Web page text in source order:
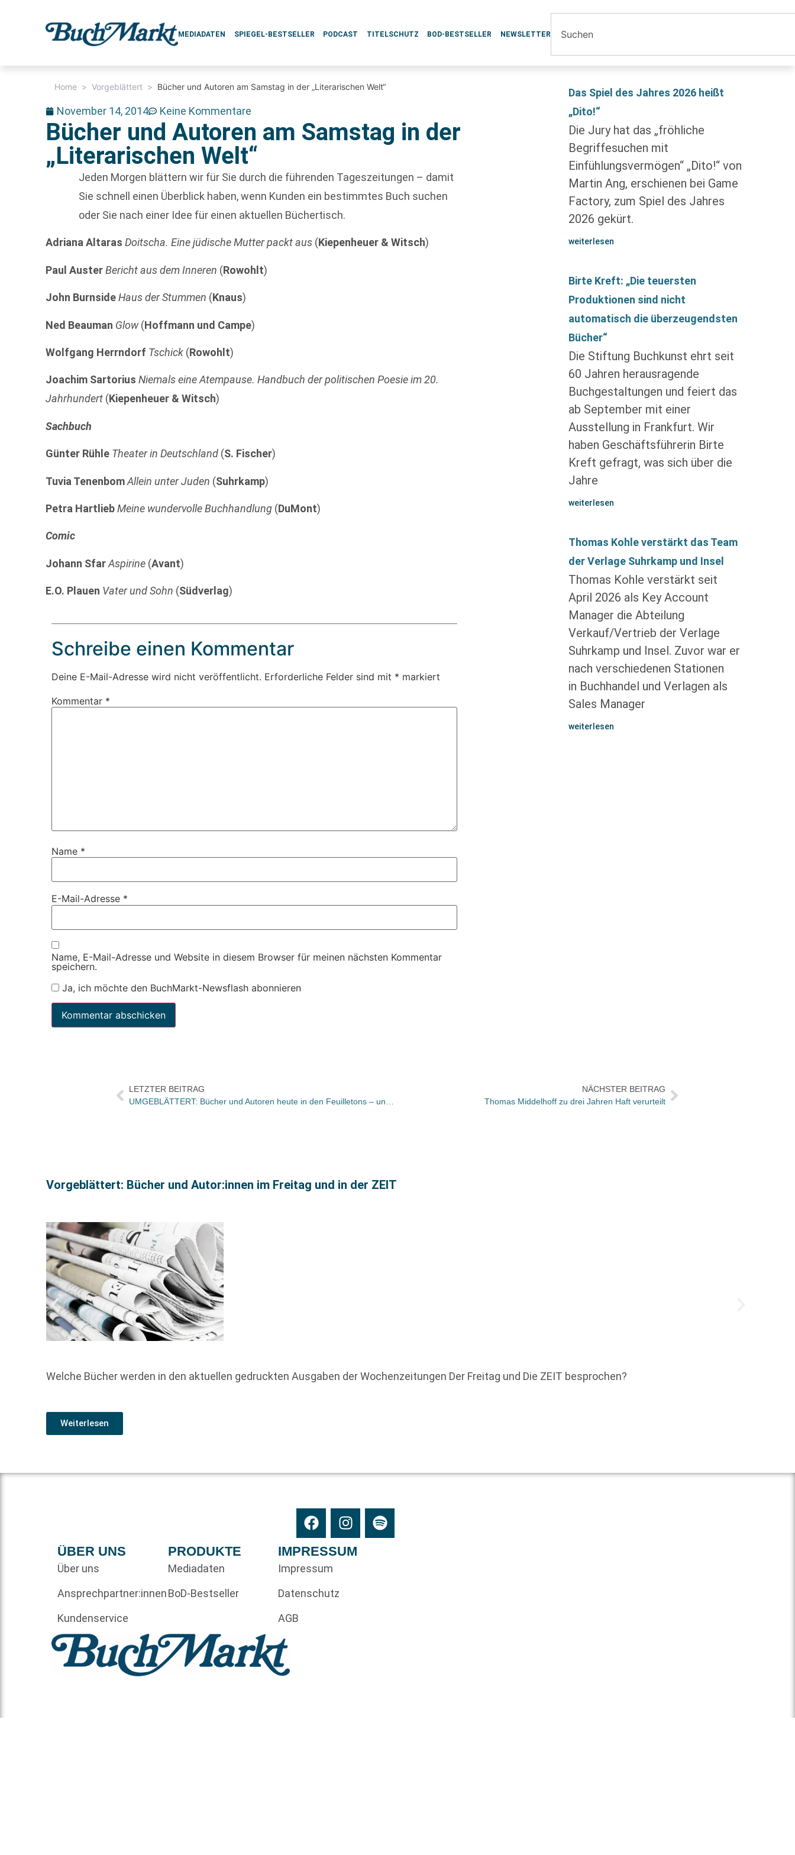
MEDIADATEN SPIEGEL-BESTSELLER PODCAST TITELSCHUTZ BOD-BESTSELLER NEWSLETTER
Home > Vorgeblättert > Bücher und Autoren am Samstag in der „Literarischen Welt“
November 14, 2014 Keine Kommentare
Bücher und Autoren am Samstag in der
„Literarischen Welt“
Jeden Morgen blättern wir für Sie durch die führenden Tageszeitungen – damit
Sie schnell einen Überblick haben, wenn Kunden ein bestimmtes Buch suchen
oder Sie nach einer Idee für einen aktuellen Büchertisch.
Adriana Altaras Doitscha. Eine jüdische Mutter packt aus (Kiepenheuer & Witsch)
Paul Auster Bericht aus dem Inneren (Rowohlt)
John Burnside Haus der Stummen (Knaus)
Ned Beauman Glow(Hoffmann und Campe)
Wolfgang Herrndorf Tschick (Rowohlt)
Joachim Sartorius Niemals eine Atempause. Handbuch der politischen Poesie im 20.
Jahrhundert (Kiepenheuer & Witsch)
Sachbuch
Günter Rühle Theater in Deutschland (S. Fischer)
Tuvia Tenenbom Allein unter Juden (Suhrkamp)
Petra Hartlieb Meine wundervolle Buchhandlung (DuMont)
Comic
Johann Sfar Aspirine (Avant)
E.O. Plauen Vater und Sohn (Südverlag)
Schreibe einen Kommentar
Deine E-Mail-Adresse wird nicht veröffentlicht. Erforderliche Felder sind mit * markiert
Kommentar *
Name *
E-Mail-Adresse *
Name, E-Mail-Adresse und Website in diesem Browser für meinen nächsten Kommentar
speichern.
Ja, ich möchte den BuchMarkt-Newsflash abonnieren
Das Spiel des Jahres 2026 heißt
„Dito!“
Die Jury hat das „fröhliche
Begriffesuchen mit
Einfühlungsvermögen“ „Dito!“ von
Martin Ang, erschienen bei Game
Factory, zum Spiel des Jahres
2026 gekürt.
weiterlesen
Birte Kreft: „Die teuersten
Produktionen sind nicht
automatisch die überzeugendsten
Bücher“
Die Stiftung Buchkunst ehrt seit
60 Jahren herausragende
Buchgestaltungen und feiert das
ab September mit einer
Ausstellung in Frankfurt. Wir
haben Geschäftsführerin Birte
Kreft gefragt, was sich über die
Jahre
weiterlesen
Thomas Kohle verstärkt das Team
der Verlage Suhrkamp und Insel
Thomas Kohle verstärkt seit
April 2026 als Key Account
Manager die Abteilung
Verkauf/Vertrieb der Verlage
Suhrkamp und Insel. Zuvor war er
nach verschiedenen Stationen
in Buchhandel und Verlagen als
Sales Manager
weiterlesen
LETZTER BEITRAG
UMGEBLÄTTERT: Bücher und Autoren heute in den Feuilletons – und das Verbot der „Kohl-Protokolle“ macht Schlagzeilen
NÄCHSTER BEITRAG
Thomas Middelhoff zu drei Jahren Haft verurteilt
Vorgeblättert: Bücher und Autor:innen im Freitag und in der ZEIT
Welche Bücher werden in den aktuellen gedruckten Ausgaben der Wochenzeitungen Der Freitag und Die ZEIT besprochen?
Weiterlesen
ÜBER UNS
Über uns
Ansprechpartner:innen
Kundenservice
PRODUKTE
Mediadaten
BoD-Bestseller
IMPRESSUM
Impressum
Datenschutz
AGB